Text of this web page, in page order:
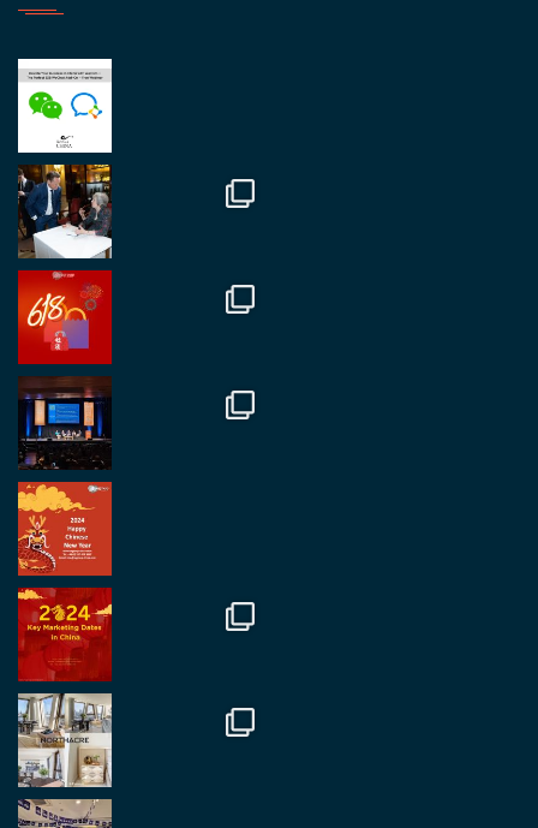
Great to be at
fantastic event set against an amazing backdrop of
##burjkhalifa
Twitter
RegroupChina
Great to catch up with our colleague and friend,
Mr Daniel Batemam discussing new opportunities
in China. A pleasure as always.
#rethinkchina
Regroup Media
Great to be at the Transport and Logistics Expo
in Antwerp today. Great to catch up with friends
and partners.
Load More